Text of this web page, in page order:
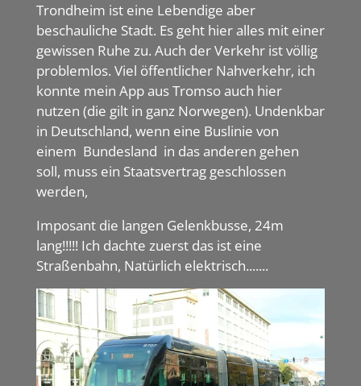
Trondheim ist eine Lebendige aber
beschauliche Stadt. Es geht hier alles mit einer
gewissen Ruhe zu. Auch der Verkehr ist völlig
problemlos. Viel öffentlicher Nahverkehr, ich
konnte mein App aus Tromso auch hier
nutzen (die gilt in ganz Norwegen). Undenkbar
in Deutschland, wenn eine Buslinie von
einem Bundesland in das anderen gehen
soll, muss ein Staatsvertrag geschlossen
werden,
Imposant die langen Gelenkbusse, 24m
lang!!!!! Ich dachte zuerst das ist eine
Straßenbahn, Natürlich elektrisch.......